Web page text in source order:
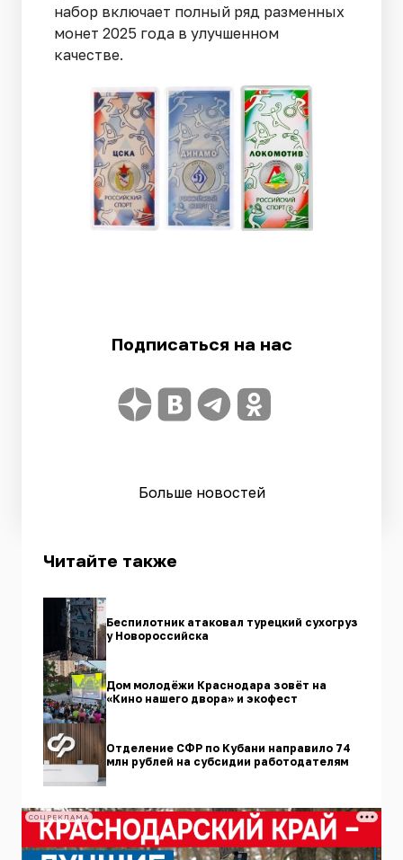
набор включает полный ряд разменных
монет 2025 года в улучшенном
качестве.
Подписаться на нас
Больше новостей
Читайте также
Беспилотник атаковал турецкий сухогруз
у Новороссийска
Дом молодёжи Краснодара зовёт на
«Кино нашего двора» и экофест
Отделение СФР по Кубани направило 74
млн рублей на субсидии работодателям
СОЦРЕКЛАМА